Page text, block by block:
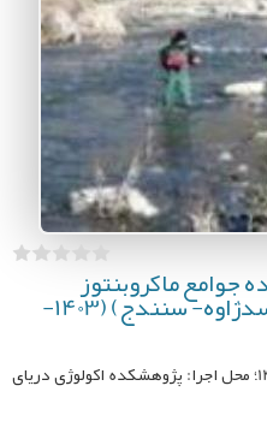
جوامع ماکروبنتوز شاخه‌‌های رودخانه سیروان (سدژاوه- سنندج) (1403-
کد مصوب: 020848-02046-100-12-76-14؛ محل اجرا: پژوهشكده اکولوژی دریای